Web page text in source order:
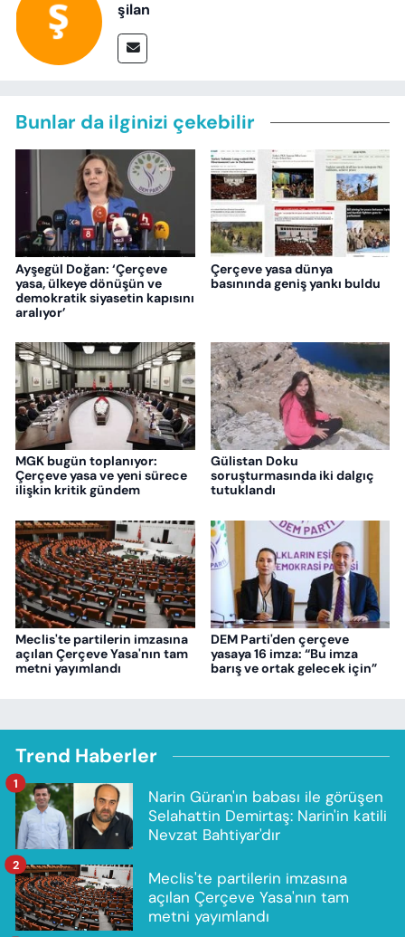
şilan
Bunlar da ilginizi çekebilir
Ayşegül Doğan: ‘Çerçeve
yasa, ülkeye dönüşün ve
demokratik siyasetin kapısını
aralıyor’
Çerçeve yasa dünya
basınında geniş yankı buldu
MGK bugün toplanıyor:
Çerçeve yasa ve yeni sürece
ilişkin kritik gündem
Gülistan Doku
soruşturmasında iki dalgıç
tutuklandı
Meclis'te partilerin imzasına
açılan Çerçeve Yasa'nın tam
metni yayımlandı
DEM Parti'den çerçeve
yasaya 16 imza: “Bu imza
barış ve ortak gelecek için”
Trend Haberler
Narin Güran'ın babası ile görüşen
Selahattin Demirtaş: Narin'in katili
Nevzat Bahtiyar'dır
1
Meclis'te partilerin imzasına
açılan Çerçeve Yasa'nın tam
metni yayımlandı
2